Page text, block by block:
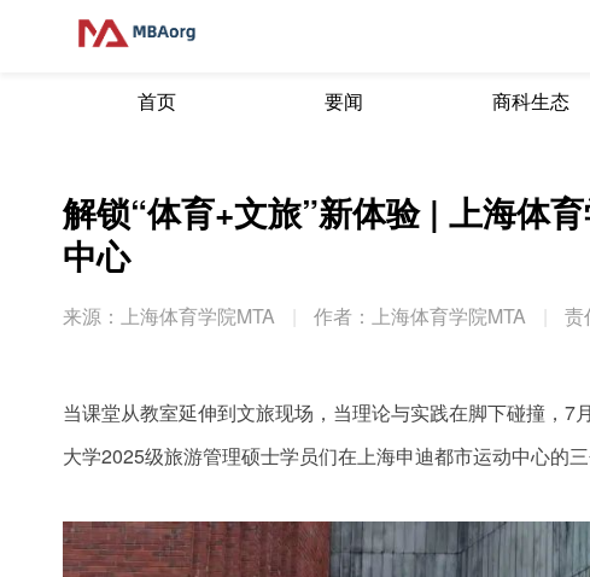
首页 要闻 商科生态
解锁“体育+文旅”新体验 | 上海体
中心
来源：上海体育学院MTA 作者：上海体育学院MTA 责
当课堂从教室延伸到文旅现场，当理论与实践在脚下碰撞，
大学2025级旅游管理硕士学员们在上海申迪都市运动中心的